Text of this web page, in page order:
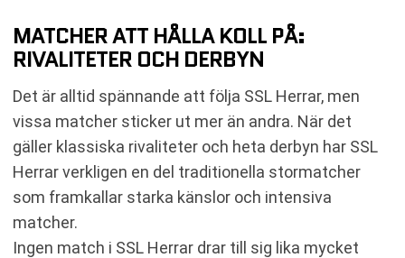
MATCHER ATT HÅLLA KOLL PÅ:
RIVALITETER OCH DERBYN
Det är alltid spännande att följa SSL Herrar, men
vissa matcher sticker ut mer än andra. När det
gäller klassiska rivaliteter och heta derbyn har SSL
Herrar verkligen en del traditionella stormatcher
som framkallar starka känslor och intensiva
matcher.
Ingen match i SSL Herrar drar till sig lika mycket